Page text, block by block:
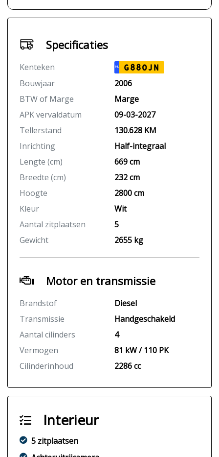
Specificaties
Kenteken NL G880JN
Bouwjaar
2006
BTW of Marge
Marge
APK vervaldatum
09-03-2027
Tellerstand
130.628 KM
Inrichting
Half-integraal
Lengte (cm)
669 cm
Breedte (cm)
232 cm
Hoogte
2800 cm
Kleur
Wit
Aantal zitplaatsen
5
Gewicht
2655 kg
Motor en transmissie
Brandstof
Diesel
Transmissie
Handgeschakeld
Aantal cilinders
4
Vermogen
81 kW / 110 PK
Cilinderinhoud
2286 cc
Interieur
5 zitplaatsen